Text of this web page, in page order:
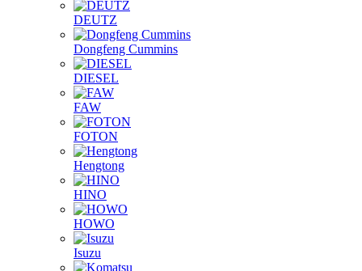
Cummins
DEUTZ
Dongfeng Cummins
DIESEL
FAW
FOTON
Hengtong
HINO
HOWO